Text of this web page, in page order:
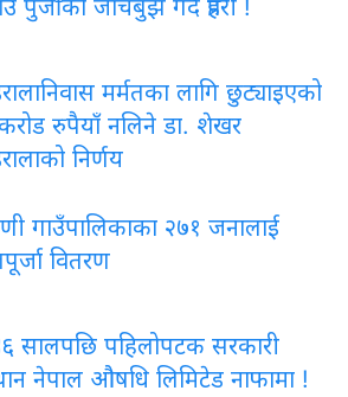
पुर्जीको जाँचबुझ गर्दै प्रहरी !
मर्मतका लागि छुट्याइएको
रुपैयाँ नलिने डा. शेखर
निर्णय
गाउँपालिकाका २७१ जनालाई
वितरण
सालपछि पहिलोपटक सरकारी
नेपाल औषधि लिमिटेड नाफामा !